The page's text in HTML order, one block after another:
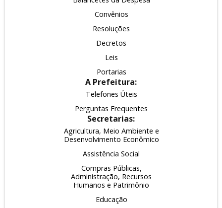
Convênios
Resoluções
Decretos
Leis
Portarias
A Prefeitura:
Telefones Úteis
Perguntas Frequentes
Secretarias:
Agricultura, Meio Ambiente e
Desenvolvimento Econômico
Assistência Social
Compras Públicas,
Administração, Recursos
Humanos e Patrimônio
Educação